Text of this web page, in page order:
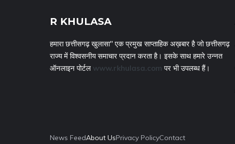
R KHULASA
हमारा छत्तीसगढ़ खुलासा" एक प्रमुख साप्ताहिक अख़बार है जो छत्तीसगढ़
राज्य में विश्वसनीय समाचार प्रदान करता है। इसके साथ हमारे उन्नत
ऑनलाइन पोर्टल www.rkhulasa.com पर भी उपलब्ध हैं।
News FeedAbout UsPrivacy PolicyContact